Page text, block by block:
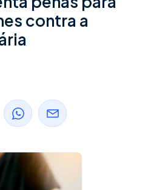
contra a